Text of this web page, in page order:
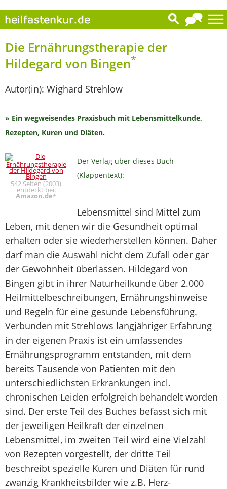
Die Ernährungstherapie der
Hildegard von Bingen*
Autor(in): Wighard Strehlow
» Ein wegweisendes Praxisbuch mit Lebensmittelkunde,
Rezepten, Kuren und Diäten.
542 Seiten (2003)
entdeckt bei:
Amazon.de*
Der Verlag über dieses Buch
(Klappentext):
Lebensmittel sind Mittel zum
Leben, mit denen wir die Gesundheit optimal
erhalten oder sie wiederherstellen können. Daher
darf man die Auswahl nicht dem Zufall oder gar
der Gewohnheit überlassen. Hildegard von
Bingen gibt in ihrer Naturheilkunde über 2.000
Heilmittelbeschreibungen, Ernährungshinweise
und Regeln für eine gesunde Lebensführung.
Verbunden mit Strehlows langjähriger Erfahrung
in der eigenen Praxis ist ein umfassendes
Ernährungsprogramm entstanden, mit dem
bereits Tausende von Patienten mit den
unterschiedlichsten Erkrankungen incl.
chronischen Leiden erfolgreich behandelt worden
sind. Der erste Teil des Buches befasst sich mit
der jeweiligen Heilkraft der einzelnen
Lebensmittel, im zweiten Teil wird eine Vielzahl
von Rezepten vorgestellt, der dritte Teil
beschreibt spezielle Kuren und Diäten für rund
zwanzig Krankheitsbilder wie z.B. Herz-